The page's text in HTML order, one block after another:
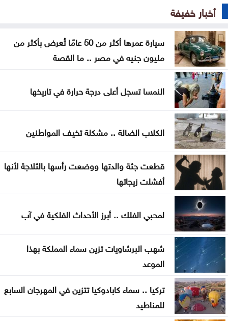
الدوليين
تحذيرات أمنية في كولومبيا من هجمات إرهابية أثناء
مراسم التنصيب
أجواء صيفية مستقرة حتى الأحد مع تراجع تأثير الكتلة
الحارة
سماع دوي انفجارين في مضيق هرمز أثناء عبور ناقلة
مقتل جنديين إسرائيليين في جنوب لبنان
كيف حول الاتحاد الأردني جائزة رياضية إلى معركة
أخلاقية هزت عرش فيفا
اتهامات الأمير علي تهز الفيفا .. ماذا قالت الصحافة
العالمية عن إنفانتينو؟
إسبانيا تسعى لاستضافة نهائي مونديال 2030 بدلًا من
المغرب
أخبار خفيفة
سيارة عمرها أكثر من 50 عامًا تُعرض بأكثر من
مليون جنيه في مصر .. ما القصة
النمسا تسجل أعلى درجة حرارة في تاريخها
الكلاب الضالة .. مشكلة تخيف المواطنين
قطعت جثة والدتها ووضعت رأسها بالثلاجة لأنها
أفشلت زيجاتها
لمحبي الفلك .. أبرز الأحداث الفلكية في آب
شهب البرشاويات تزين سماء المملكة بهذا
الموعد
تركيا .. سماء كابادوكيا تتزين في المهرجان السابع
للمناطيد